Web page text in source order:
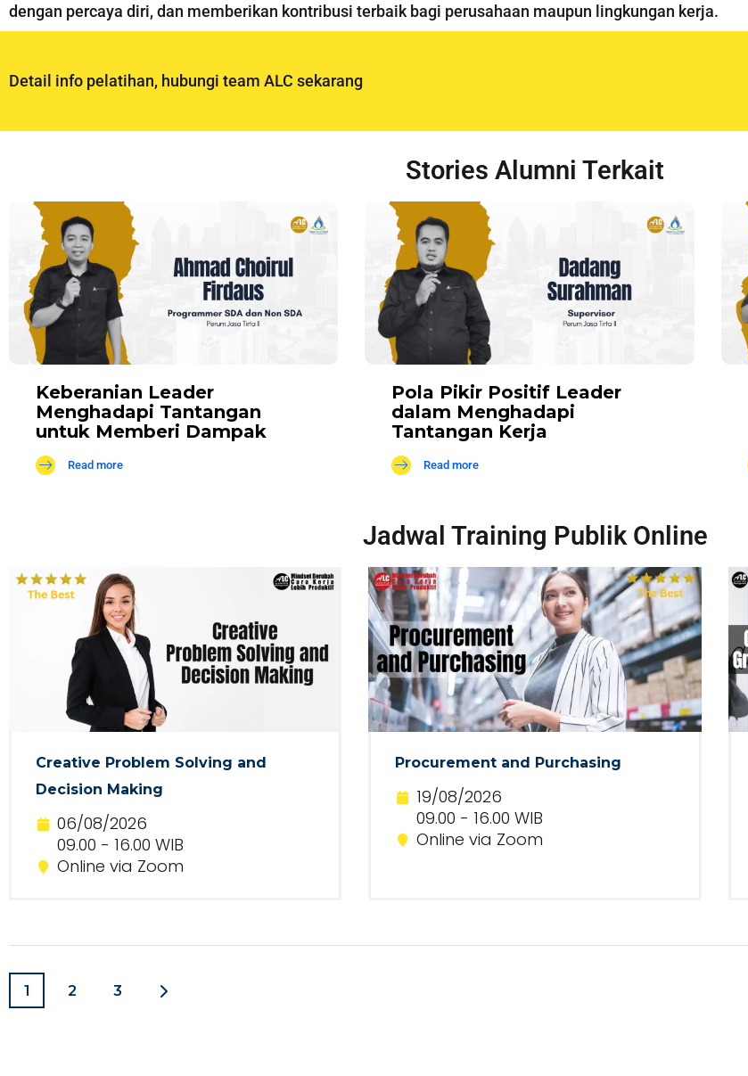
dengan percaya diri, dan memberikan kontribusi terbaik bagi perusahaan maupun lingkungan kerja.
Detail info pelatihan, hubungi team ALC sekarang
Stories Alumni Terkait
Keberanian Leader
Menghadapi Tantangan
untuk Memberi Dampak
Read more
Pola Pikir Positif Leader
dalam Menghadapi
Tantangan Kerja
Read more
Jadwal Training Publik Online
Creative Problem Solving and
Decision Making
06/08/2026
09.00 - 16.00 WIB
Online via Zoom
Procurement and Purchasing
19/08/2026
09.00 - 16.00 WIB
Online via Zoom
1 2 3